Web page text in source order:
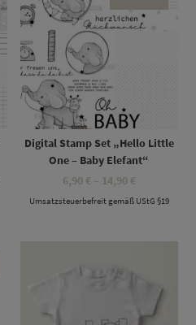
Digital Stamp Set „Hello Little
One – Baby Elefant“
6,90 € – 14,90 €
bis
Umsatzsteuerbefreit gemäß UStG §19